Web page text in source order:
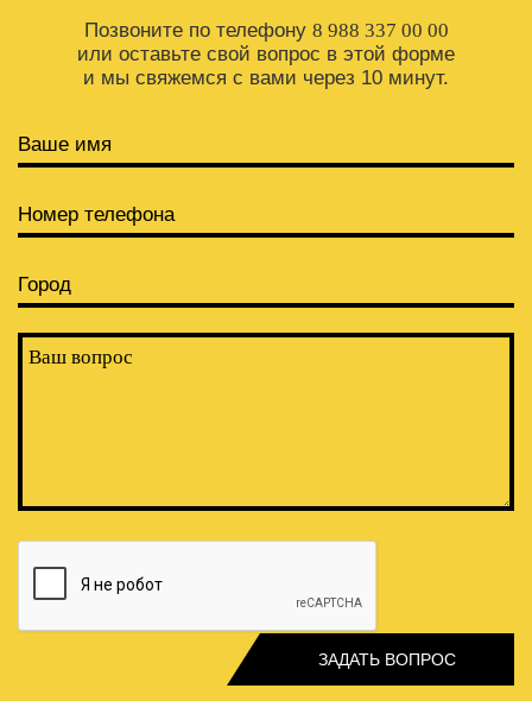
Позвоните по телефону 8 988 337 00 00
или оставьте свой вопрос в этой форме
и мы свяжемся с вами через 10 минут.